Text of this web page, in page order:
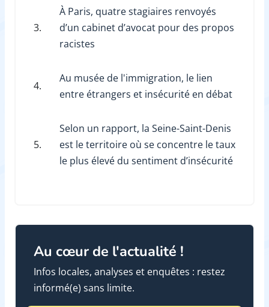
3.
À Paris, quatre stagiaires renvoyés
d’un cabinet d’avocat pour des propos
racistes
4.
Au musée de l'immigration, le lien
entre étrangers et insécurité en débat
5.
Selon un rapport, la Seine-Saint-Denis
est le territoire où se concentre le taux
le plus élevé du sentiment d’insécurité
Au cœur de l'actualité !
Infos locales, analyses et enquêtes : restez
informé(e) sans limite.